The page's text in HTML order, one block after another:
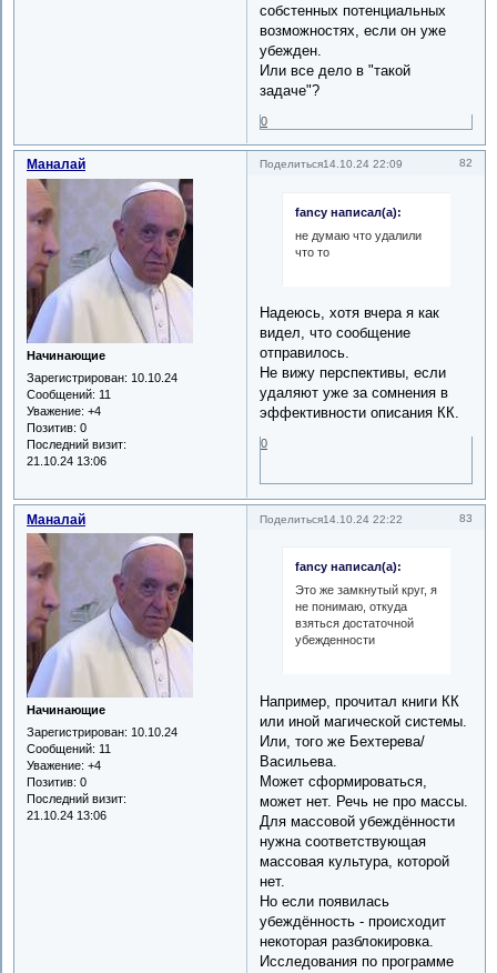
собстенных потенциальных
возможностях, если он уже
убежден.
Или все дело в "такой
задаче"?
0
Поделиться 82
14.10.24 22:09
Маналай
Начинающие
Зарегистрирован: 10.10.24
Сообщений: 11
Уважение: +4
Позитив: 0
Последний визит:
21.10.24 13:06
fancy написал(а):
не думаю что удалили
что то
Надеюсь, хотя вчера я как
видел, что сообщение
отправилось.
Не вижу перспективы, если
удаляют уже за сомнения в
эффективности описания КК.
0
Поделиться 83
14.10.24 22:22
Маналай
Начинающие
Зарегистрирован: 10.10.24
Сообщений: 11
Уважение: +4
Позитив: 0
Последний визит:
21.10.24 13:06
fancy написал(а):
Это же замкнутый круг, я
не понимаю, откуда
взяться достаточной
убежденности
Например, прочитал книги КК
или иной магической системы.
Или, того же Бехтерева/
Васильева.
Может сформироваться,
может нет. Речь не про массы.
Для массовой убеждённости
нужна соответствующая
массовая культура, которой
нет.
Но если появилась
убеждённость - происходит
некоторая разблокировка.
Исследования по программе